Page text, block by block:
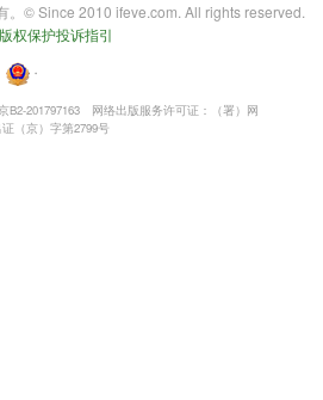
。© Since 2010 ifeve.com. All rights reserved.
版权保护投诉指引
・
201797163
网络出版服务许可证：（署）网
（京）字第2799号